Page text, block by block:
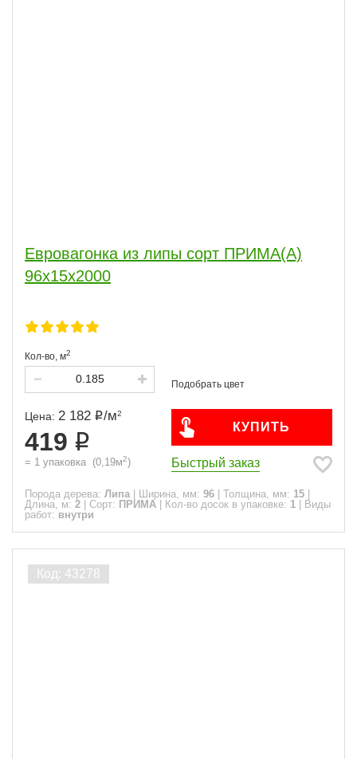
Евровагонка из липы сорт ПРИМА(А)
96x15x2000
Кол-во, м2
Цена: 2 182 /м2
419
= 1 упаковка (0,19м2)
КУПИТЬ
Быстрый заказ
Порода дерева: Липа Ширина, мм: 96 Толщина, мм: 15
Длина, м: 2 Сорт: ПРИМА Кол-во досок в упаковке: 1
Виды
работ: внутри